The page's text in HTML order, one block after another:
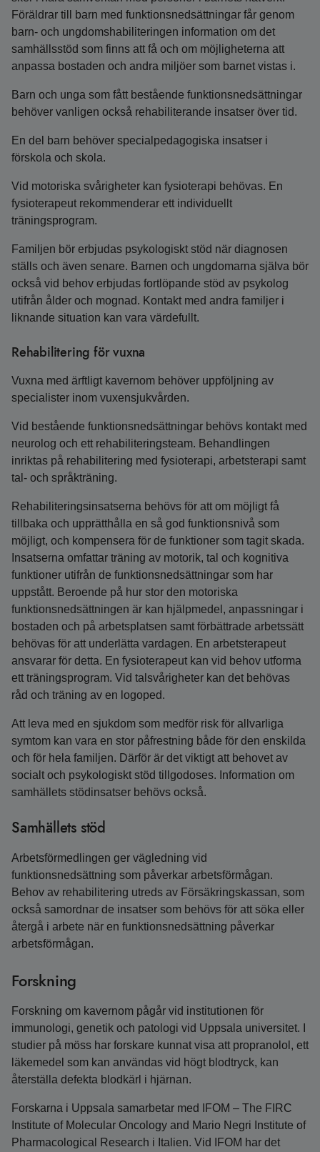
Föräldrar till barn med funktionsnedsättningar får genom
barn- och ungdomshabiliteringen information om det
samhällsstöd som finns att få och om möjligheterna att
anpassa bostaden och andra miljöer som barnet vistas i.
Barn och unga som fått bestående funktionsnedsättningar
behöver vanligen också rehabiliterande insatser över tid.
En del barn behöver specialpedagogiska insatser i
förskola och skola.
Vid motoriska svårigheter kan fysioterapi behövas. En
fysioterapeut rekommenderar ett individuellt
träningsprogram.
Familjen bör erbjudas psykologiskt stöd när diagnosen
ställs och även senare. Barnen och ungdomarna själva bör
också vid behov erbjudas fortlöpande stöd av psykolog
utifrån ålder och mognad. Kontakt med andra familjer i
liknande situation kan vara värdefullt.
Rehabilitering för vuxna
Vuxna med ärftligt kavernom behöver uppföljning av
specialister inom vuxensjukvården.
Vid bestående funktionsnedsättningar behövs kontakt med
neurolog och ett rehabiliteringsteam. Behandlingen
inriktas på rehabilitering med fysioterapi, arbetsterapi samt
tal- och språkträning.
Rehabiliteringsinsatserna behövs för att om möjligt få
tillbaka och upprätthålla en så god funktionsnivå som
möjligt, och kompensera för de funktioner som tagit skada.
Insatserna omfattar träning av motorik, tal och kognitiva
funktioner utifrån de funktionsnedsättningar som har
uppstått. Beroende på hur stor den motoriska
funktionsnedsättningen är kan hjälpmedel, anpassningar i
bostaden och på arbetsplatsen samt förbättrade arbetssätt
behövas för att underlätta vardagen. En arbetsterapeut
ansvarar för detta. En fysioterapeut kan vid behov utforma
ett träningsprogram. Vid talsvårigheter kan det behövas
råd och träning av en logoped.
Att leva med en sjukdom som medför risk för allvarliga
symtom kan vara en stor påfrestning både för den enskilda
och för hela familjen. Därför är det viktigt att behovet av
socialt och psykologiskt stöd tillgodoses. Information om
samhällets stödinsatser behövs också.
Samhällets stöd
Arbetsförmedlingen ger vägledning vid
funktionsnedsättning som påverkar arbetsförmågan.
Behov av rehabilitering utreds av Försäkringskassan, som
också samordnar de insatser som behövs för att söka eller
återgå i arbete när en funktionsnedsättning påverkar
arbetsförmågan.
Forskning
Forskning om kavernom pågår vid institutionen för
immunologi, genetik och patologi vid Uppsala universitet. I
studier på möss har forskare kunnat visa att propranolol, ett
läkemedel som kan användas vid högt blodtryck, kan
återställa defekta blodkärl i hjärnan.
Forskarna i Uppsala samarbetar med IFOM – The FIRC
Institute of Molecular Oncology and Mario Negri Institute of
Pharmacological Research i Italien. Vid IFOM har det